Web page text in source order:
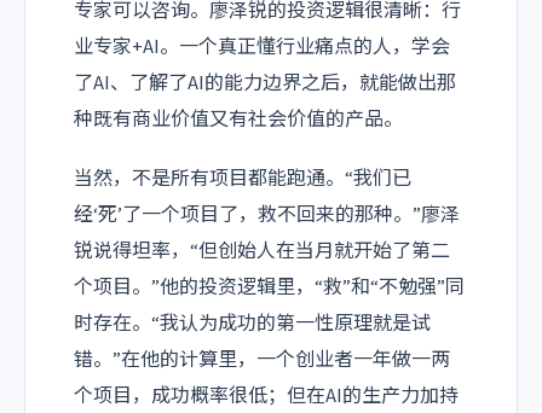
专家可以咨询。廖泽锐的投资逻辑很清晰：行
业专家+AI。一个真正懂行业痛点的人，学会
了AI、了解了AI的能力边界之后，就能做出那
种既有商业价值又有社会价值的产品。
当然，不是所有项目都能跑通。“我们已
经‘死’了一个项目了，救不回来的那种。”廖泽
锐说得坦率，“但创始人在当月就开始了第二
个项目。”他的投资逻辑里，“救”和“不勉强”同
时存在。“我认为成功的第一性原理就是试
错。”在他的计算里，一个创业者一年做一两
个项目，成功概率很低；但在AI的生产力加持